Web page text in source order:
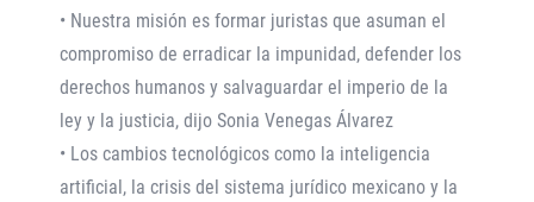
• Nuestra misión es formar juristas que asuman el
compromiso de erradicar la impunidad, defender los
derechos humanos y salvaguardar el imperio de la
ley y la justicia, dijo Sonia Venegas Álvarez
• Los cambios tecnológicos como la inteligencia
artificial, la crisis del sistema jurídico mexicano y la